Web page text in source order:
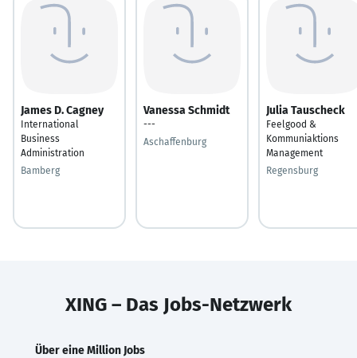
James D. Cagney
International
Business
Administration
Bamberg
Vanessa Schmidt
---
Aschaffenburg
Julia Tauscheck
Feelgood &
Kommuniaktions
Management
Regensburg
XING – Das Jobs-Netzwerk
Über eine Million Jobs